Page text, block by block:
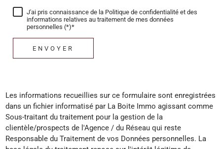
J'ai pris connaissance de la Politique de confidentialité et des
informations relatives au traitement de mes données
personnelles (*)*
ENVOYER
Les informations recueillies sur ce formulaire sont enregistrées
dans un fichier informatisé par La Boite Immo agissant comme
Sous-traitant du traitement pour la gestion de la
clientèle/prospects de l'Agence / du Réseau qui reste
Responsable du Traitement de vos Données personnelles. La